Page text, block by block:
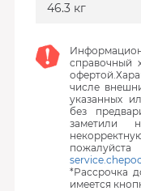
46.3 кг
справочный
числе
указанных
без
заметили
*Рассрочка
имеется